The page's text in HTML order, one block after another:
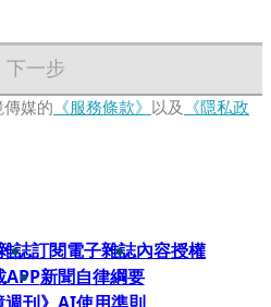
下一步
媒的 《服務條款》 以及 《隱私政
誌訂閱電子雜誌內容授權
APP新聞自律綱要